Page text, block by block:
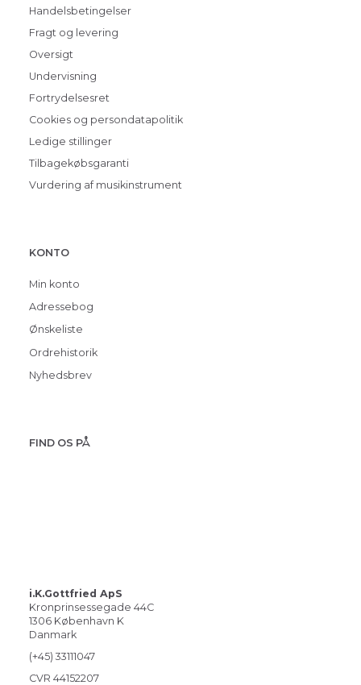
Handelsbetingelser
Fragt og levering
Oversigt
Undervisning
Fortrydelsesret
Cookies og persondatapolitik
Ledige stillinger
Tilbagekøbsgaranti
Vurdering af musikinstrument
KONTO
Min konto
Adressebog
Ønskeliste
Ordrehistorik
Nyhedsbrev
FIND OS PÅ
i.K.Gottfried ApS
Kronprinsessegade 44C
1306 København K
Danmark
(+45) 33111047
CVR 44152207